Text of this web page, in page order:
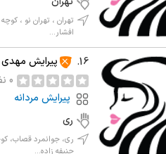
تهران ، تهران نو ،
افشار...
16.
پیرایش مهدی
0 نظر
پیرایش مردانه
ری
ری، جوانمرد قصاب،
حنیفه زاده...